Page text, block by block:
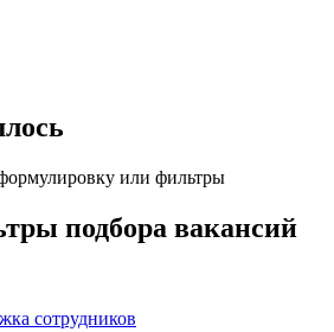
или фильтры
подбора вакансий
сотрудников